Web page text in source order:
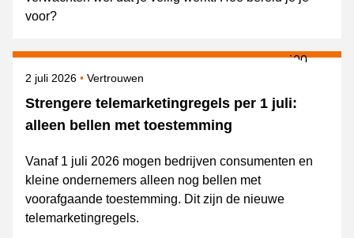
voor?
Strengere telemarketingregels per 1 juli:
alleen bellen met toestemming
Gepubliceerd op
2 juli 2026 Onderwerpen
Vertrouwen
Vanaf 1 juli 2026 mogen bedrijven consumenten en
kleine ondernemers alleen nog bellen met
voorafgaande toestemming. Dit zijn de nieuwe
telemarketingregels.